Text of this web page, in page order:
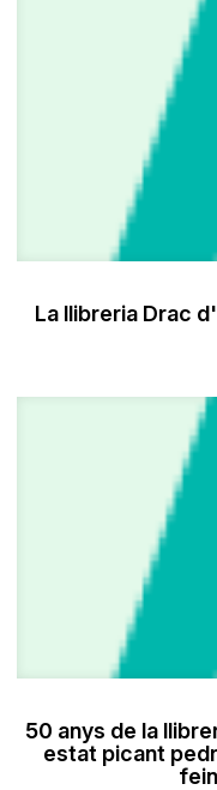
La llibreria Drac
50 anys de la
estat picant